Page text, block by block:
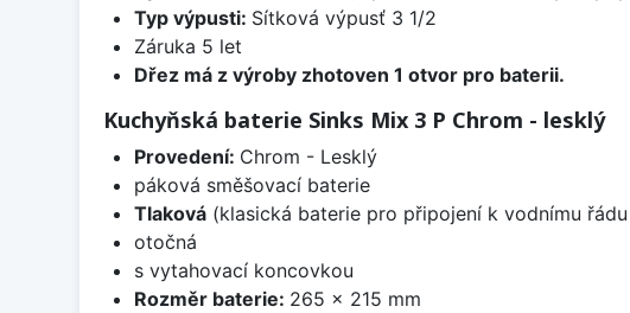
Typ výpusti: Sítková výpusť 3 1/2
Záruka 5 let
Dřez má z výroby zhotoven 1 otvor pro baterii.
Kuchyňská baterie Sinks Mix 3 P Chrom - lesklý
Provedení: Chrom - Lesklý
páková směšovací baterie
Tlaková(klasická baterie pro připojení k vodnímu
otočná
s vytahovací koncovkou
Rozměr baterie: 265 x 215 mm